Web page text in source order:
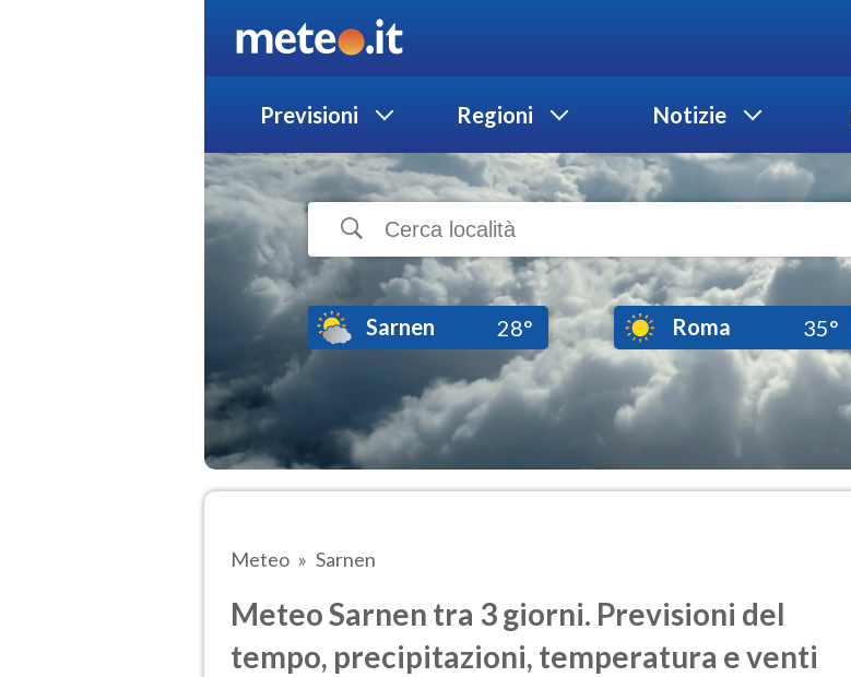
Previsioni Regioni Notizie
Sarnen 28° Roma 35°
Meteo Sarnen
Meteo Sarnen tra 3 giorni. Previsioni del
tempo, precipitazioni, temperatura e venti